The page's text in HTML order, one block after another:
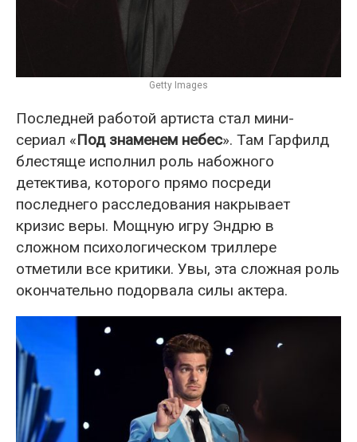
Getty Images
Последней работой артиста стал мини-
сериал «Под знаменем небес». Там Гарфилд
блестяще исполнил роль набожного
детектива, которого прямо посреди
последнего расследования накрывает
кризис веры. Мощную игру Эндрю в
сложном психологическом триллере
отметили все критики. Увы, эта сложная роль
окончательно подорвала силы актера.